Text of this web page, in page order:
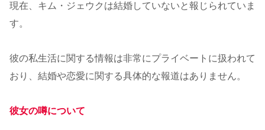
現在、キム・ジェウクは結婚していないと報じられていま
す。
彼の私生活に関する情報は非常にプライベートに扱われて
おり、結婚や恋愛に関する具体的な報道はありません。
彼女の噂について